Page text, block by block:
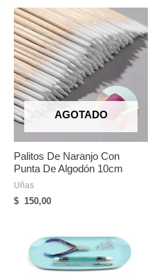
AGOTADO
Palitos De Naranjo Con
Punta De Algodón 10cm
Uñas
$ 150,00